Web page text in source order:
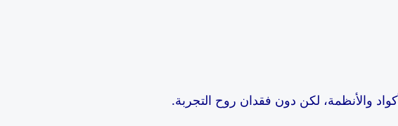
والأنظمة، لكن دون فقدان روح التجربة.